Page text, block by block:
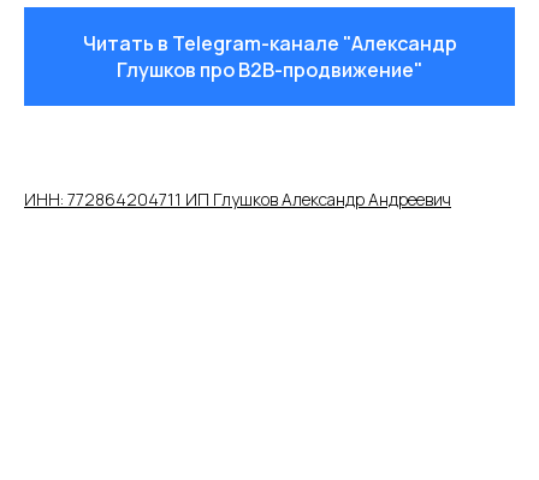
Читать в Telegram-канале "Александр
Глушков про B2B-продвижение"
ИНН: 772864204711 ИП Глушков Александр Андреевич